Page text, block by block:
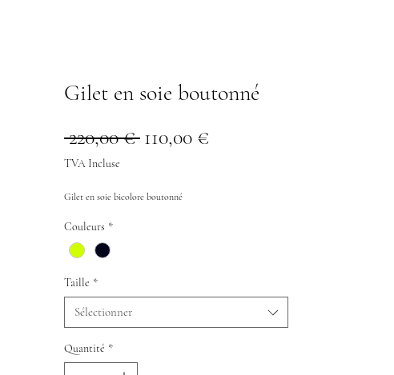
Gilet en soie boutonné
220,00 € Prix
110,00 €
TVA Incluse
Gilet en soie bicolore boutonné
Couleurs *
Taille *
Sélectionner
Quantité *